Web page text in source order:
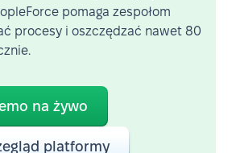
pomaga zespołom
procesy i oszczędzać nawet 80
na żywo
platformy